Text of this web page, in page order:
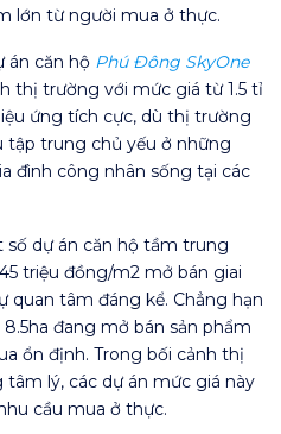
lớn từ người mua ở thực.
án căn hộ Phú Đông SkyOne
thị trường với mức giá từ 1.5 tỉ
ứng tích cực, dù thị trường
tập trung chủ yếu ở những
đình công nhân sống tại các
số dự án căn hộ tầm trung
triệu đồng/m2 mở bán giai
quan tâm đáng kể. Chẳng hạn
đang mở bán sản phẩm
ổn định. Trong bối cảnh thị
lý, các dự án mức giá này
cầu mua ở thực.